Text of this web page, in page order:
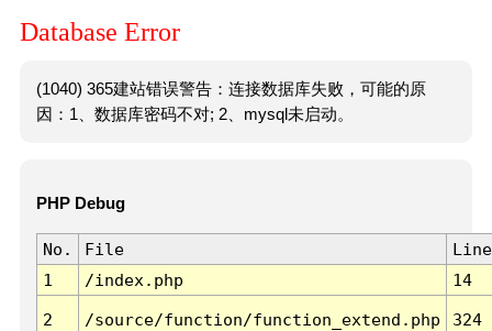
Database Error
(1040) 365建站错误警告：连接数据库失败，可能的原
因：1、数据库密码不对; 2、mysql未启动。
PHP Debug
No. File
Line
1
/index.php 14
2 /source/function/function_extend.php 324